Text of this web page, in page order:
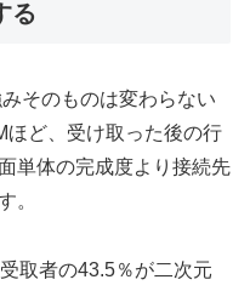
る
そのものは変わらない
ほど、受け取った後の行
単体の完成度より接続先
。
取者の43.5％が二次元